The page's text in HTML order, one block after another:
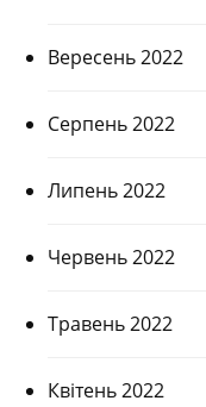
Вересень 2022
Серпень 2022
Липень 2022
Червень 2022
Травень 2022
Квітень 2022